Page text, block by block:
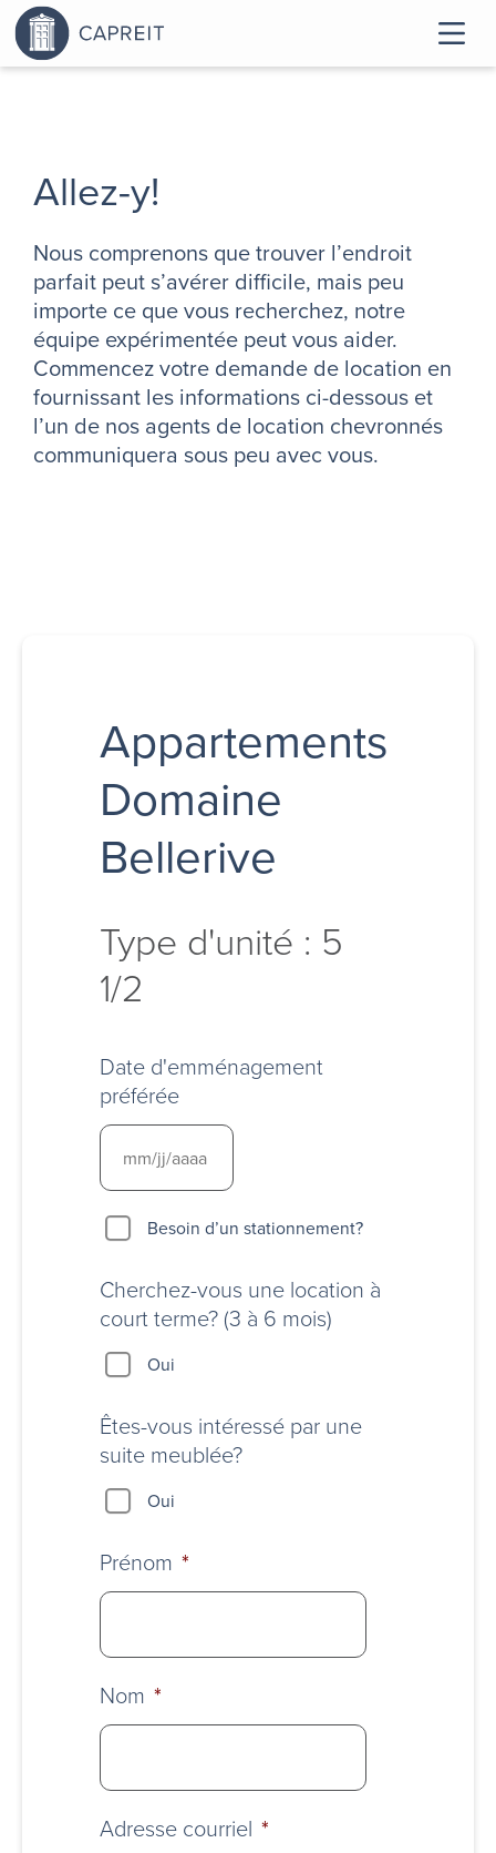
Allez-y!
Nous comprenons que trouver l’endroit
parfait peut s’avérer difficile, mais peu
importe ce que vous recherchez, notre
équipe expérimentée peut vous aider.
Commencez votre demande de location en
fournissant les informations ci-dessous et
l’un de nos agents de location chevronnés
communiquera sous peu avec vous.
Appartements
Domaine
Bellerive
Type d'unité : 5
1/2
Date d'emménagement
préférée
Besoin
stationnement?
Besoin d’un stationnement?
Cherchez-vous une location à
court terme? (3 à 6 mois)
Oui
Êtes-vous intéressé par une
suite meublée?
Oui
Prénom *
Nom *
Adresse courriel *